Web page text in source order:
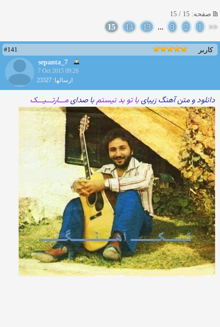
صفحه: 15 / 15
<<
1
2
3
...
13
14
15
کاربر
#141
sepanta_7
7 Oct 2015 09:26
ارسالها: 23327
دانلود و متن آهنگ زیبایبا تو بد نیستمبا صدایمـــارتـــیـــک